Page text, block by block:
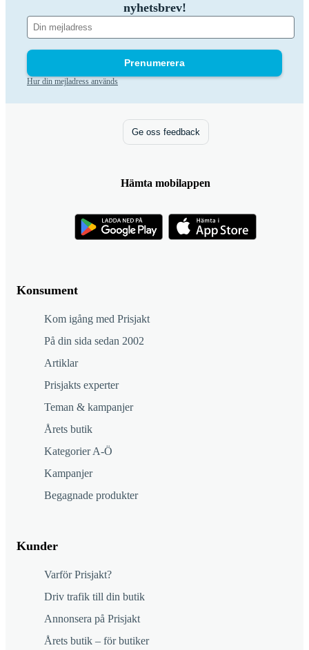
nyhetsbrev!
Prenumerera
Hur din mejladress används
Konsument
Kom igång med Prisjakt
På din sida sedan 2002
Artiklar
Prisjakts experter
Teman & kampanjer
Årets butik
Kategorier A-Ö
Kampanjer
Begagnade produkter
Kunder
Varför Prisjakt?
Driv trafik till din butik
Annonsera på Prisjakt
Årets butik – för butiker
Ge oss feedback
Hämta mobilappen